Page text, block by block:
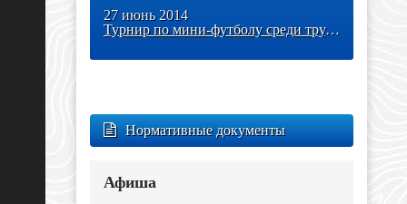
27 июнь 2014
Турнир по мини-футболу среди трудовых отрядов
Нормативные документы
Афиша